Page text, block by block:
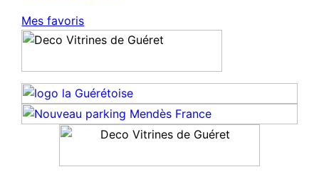
Mes favoris